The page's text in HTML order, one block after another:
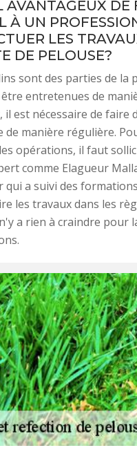
AVANTAGEUX DE
À UN
LES
DE PELOUSE?
sont des parties de la
entretenues de
il est nécessaire de faire
de manière régulière.
opérations, il faut
comme Elagueur
qui a suivi des
les travaux dans les
a rien à craindre pour